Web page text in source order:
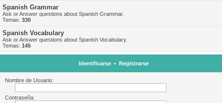
Spanish Grammar
Ask or Answer questions about Spanish Grammar.
Temas: 330
Spanish Vocabulary
Ask or Answer questions about Spanish Vocabulary.
Temas: 145
Identificarse• Registrarse
Nombre de Usuario:
Contraseña: